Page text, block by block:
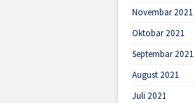
Novembar 2021
Oktobar 2021
Septembar 2021
August 2021
Juli 2021